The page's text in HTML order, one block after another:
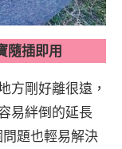
隨插即用
方剛好離很遠，
易絆倒的延長
題也輕易解決